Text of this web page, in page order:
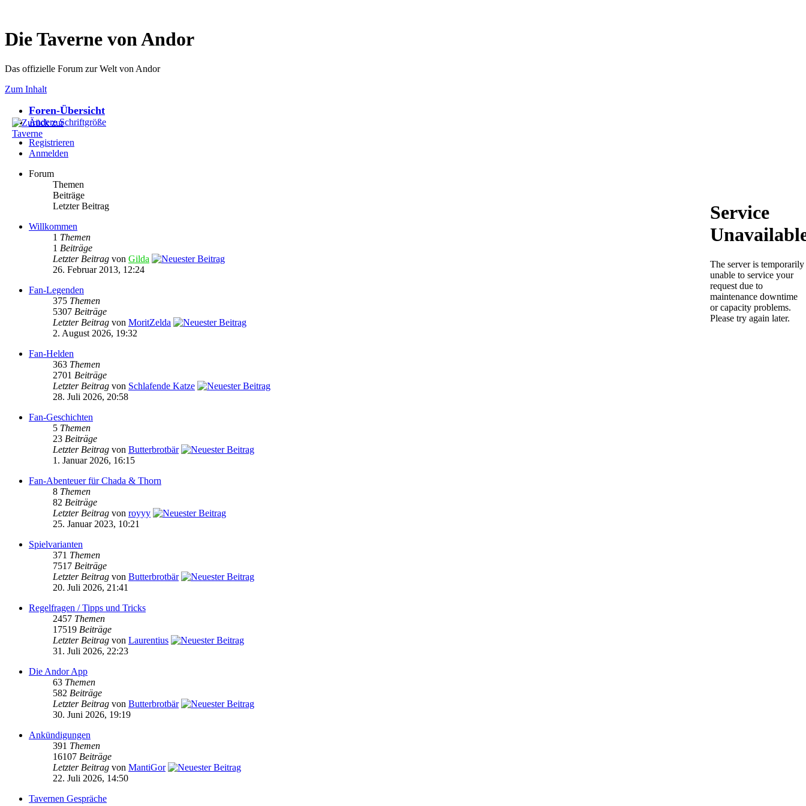
Die Taverne von Andor
Das offizielle Forum zur Welt von Andor
Zum Inhalt
Foren-Übersicht
Ändere Schriftgröße
Registrieren
Anmelden
Forum
Themen
Beiträge
Letzter Beitrag
Willkommen
1 Themen
1 Beiträge
Letzter Beitrag von Gilda
26. Februar 2013, 12:24
Fan-Legenden
375 Themen
5307 Beiträge
Letzter Beitrag von MoritZelda
2. August 2026, 19:32
Fan-Helden
363 Themen
2701 Beiträge
Letzter Beitrag von Schlafende Katze
28. Juli 2026, 20:58
Fan-Geschichten
5 Themen
23 Beiträge
Letzter Beitrag von Butterbrotbär
1. Januar 2026, 16:15
Fan-Abenteuer für Chada & Thorn
8 Themen
82 Beiträge
Letzter Beitrag von royyy
25. Januar 2023, 10:21
Spielvarianten
371 Themen
7517 Beiträge
Letzter Beitrag von Butterbrotbär
20. Juli 2026, 21:41
Regelfragen / Tipps und Tricks
2457 Themen
17519 Beiträge
Letzter Beitrag von Laurentius
31. Juli 2026, 22:23
Die Andor App
63 Themen
582 Beiträge
Letzter Beitrag von Butterbrotbär
30. Juni 2026, 19:19
Ankündigungen
391 Themen
16107 Beiträge
Letzter Beitrag von MantiGor
22. Juli 2026, 14:50
Tavernen Gespräche